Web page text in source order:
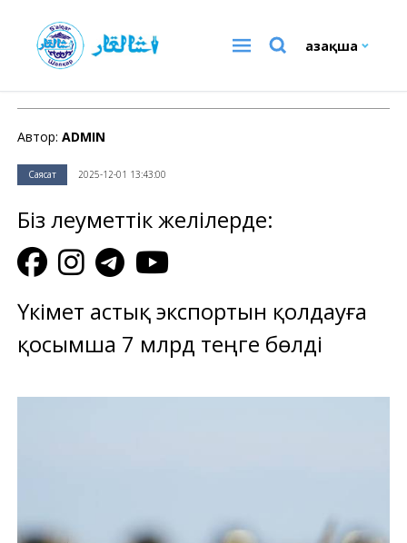
Қазақша
Автор: ADMIN
Саясат 2025-12-01 13:43:00
Біз әлеуметтік желілерде:
Үкімет астық экспортын қолдауға
қосымша 7 млрд теңге бөлді